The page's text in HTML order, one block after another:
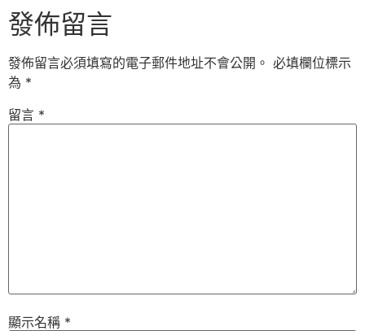
發佈留言
發佈留言必須填寫的電子郵件地址不會公開。 必填欄位標示
為 *
留言 *
顯示名稱 *